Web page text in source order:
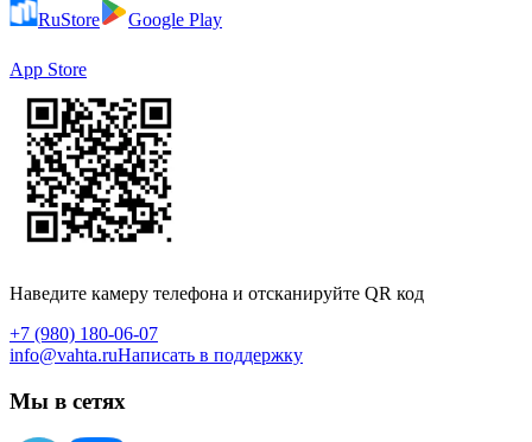
RuStore Google Play
App Store
Наведите камеру телефона и отсканируйте QR код
+7 (980) 180-06-07
info@vahta.ruНаписать в поддержку
Мы в сетях